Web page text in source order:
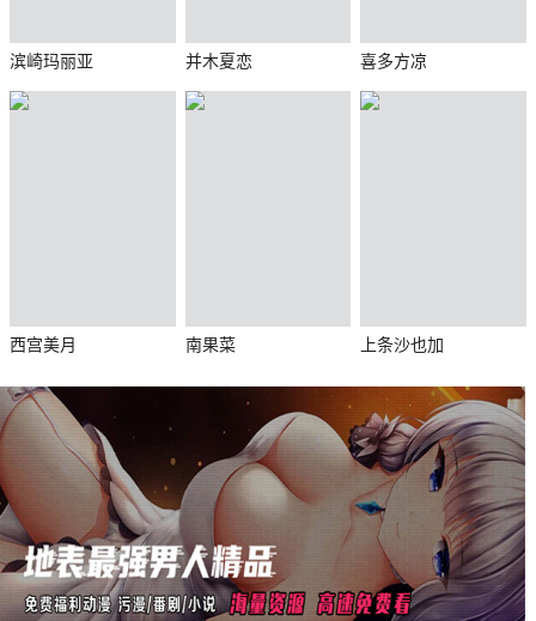
滨崎玛丽亚 并木夏恋 喜多方凉
西宫美月 南果菜 上条沙也加